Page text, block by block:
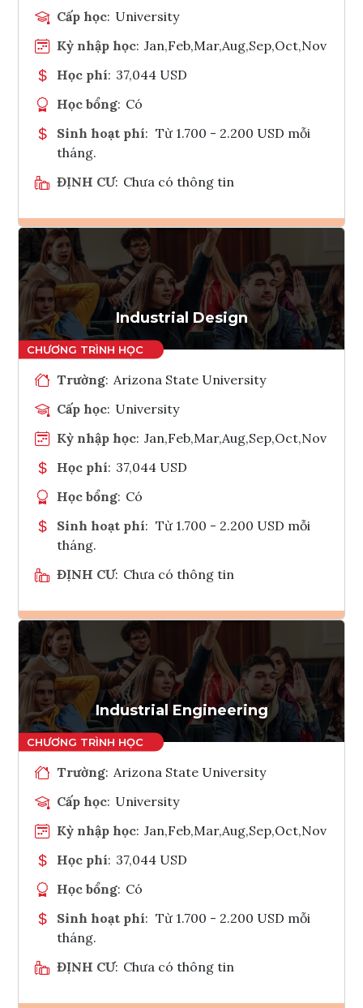
Cấp học: University
Kỳ nhập học: Jan,Feb,Mar,Aug,Sep,Oct,Nov
Học phí: 37,044 USD
Học bổng: Có
Sinh hoạt phí: Từ 1.700 - 2.200 USD mỗi
tháng.
ĐỊNH CƯ: Chưa có thông tin
Ghi danh
Tham vấn Interlink
Industrial Design
Trường: Arizona State University
Cấp học: University
Kỳ nhập học: Jan,Feb,Mar,Aug,Sep,Oct,Nov
Học phí: 37,044 USD
Học bổng: Có
Sinh hoạt phí: Từ 1.700 - 2.200 USD mỗi
tháng.
ĐỊNH CƯ: Chưa có thông tin
Ghi danh
Tham vấn Interlink
Industrial Engineering
Trường: Arizona State University
Cấp học: University
Kỳ nhập học: Jan,Feb,Mar,Aug,Sep,Oct,Nov
Học phí: 37,044 USD
Học bổng: Có
Sinh hoạt phí: Từ 1.700 - 2.200 USD mỗi
tháng.
ĐỊNH CƯ: Chưa có thông tin